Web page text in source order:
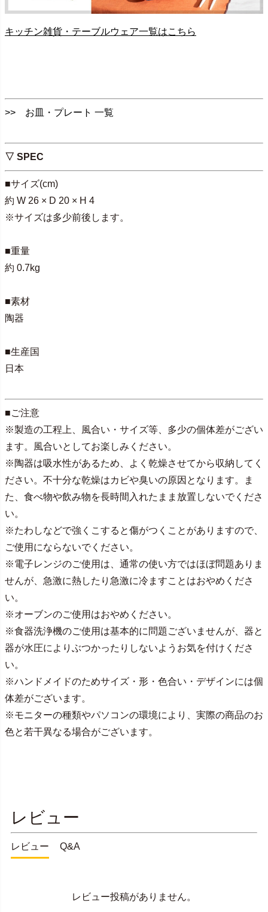
キッチン雑貨・テーブルウェア一覧はこちら
>> お皿・プレート 一覧
▽ SPEC
■サイズ(cm)
約 W 26 × D 20 × H 4
※サイズは多少前後します。
■重量
約 0.7kg
■素材
陶器
■生産国
日本
■ご注意
※製造の工程上、風合い・サイズ等、多少の個体差がござい
ます。風合いとしてお楽しみください。
※陶器は吸水性があるため、よく乾燥させてから収納してく
ださい。不十分な乾燥はカビや臭いの原因となります。ま
た、食べ物や飲み物を長時間入れたまま放置しないでくださ
い。
※たわしなどで強くこすると傷がつくことがありますので、
ご使用にならないでください。
※電子レンジのご使用は、通常の使い方ではほぼ問題ありま
せんが、急激に熱したり急激に冷ますことはおやめくださ
い。
※オーブンのご使用はおやめください。
※食器洗浄機のご使用は基本的に問題ございませんが、器と
器が水圧によりぶつかったりしないようお気を付けくださ
い。
※ハンドメイドのためサイズ・形・色合い・デザインには個
体差がございます。
※モニターの種類やパソコンの環境により、実際の商品のお
色と若干異なる場合がございます。
レビュー
レビュー Q&A
レビュー投稿がありません。